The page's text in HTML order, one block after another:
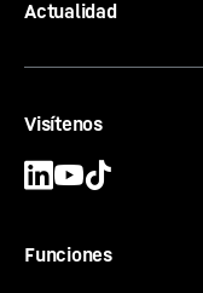
Actualidad
Visítenos
Funciones